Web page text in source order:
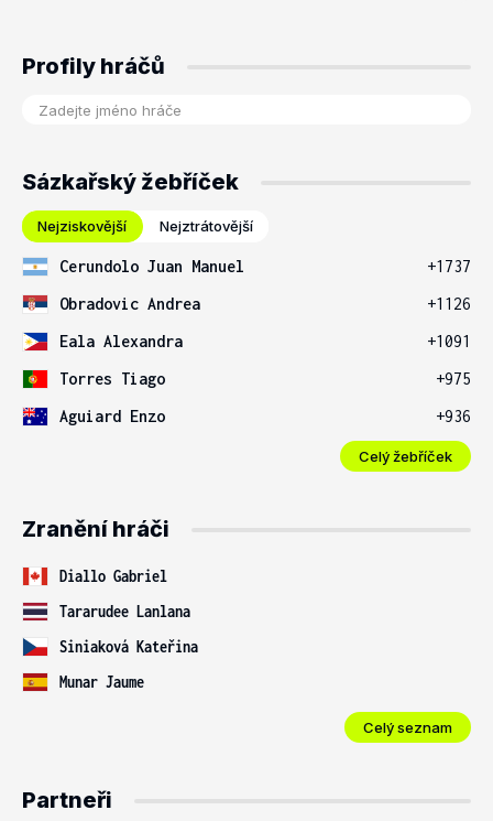
Profily hráčů
Sázkařský žebříček
Nejziskovější Nejztrátovější
Cerundolo Juan Manuel
+1737
Obradovic Andrea
+1126
Eala Alexandra
+1091
Torres Tiago
+975
Aguiard Enzo
+936
Celý žebříček
Zranění hráči
Diallo Gabriel
Tararudee Lanlana
Siniaková Kateřina
Munar Jaume
Celý seznam
Partneři